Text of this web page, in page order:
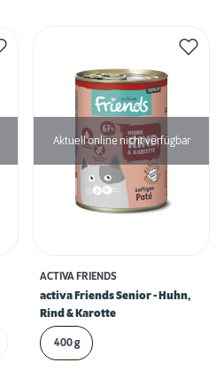
Aktuell online nicht verfügbar
ACTIVA FRIENDS
activa Friends Senior - Huhn,
Rind & Karotte
400 g